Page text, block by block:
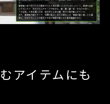
アイテムにも